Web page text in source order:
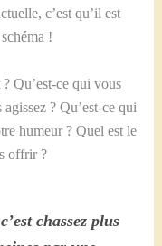
c’est qu’il est
!
Qu’est-ce qui vous
? Qu’est-ce qui
humeur ? Quel est le
offrir ?
chassez plus